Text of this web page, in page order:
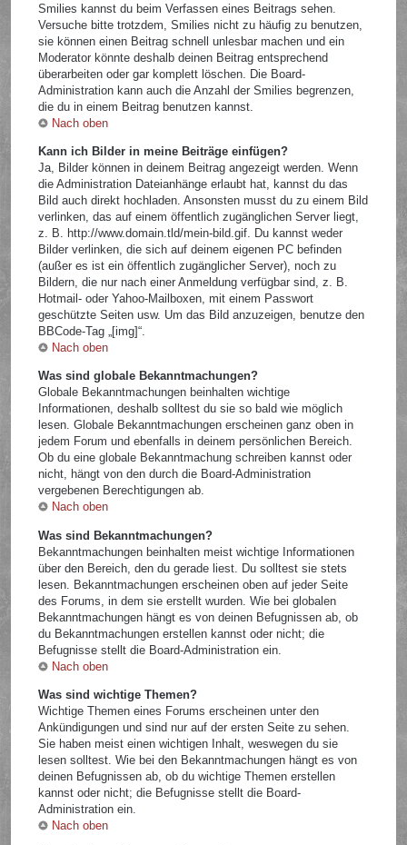
Smilies kannst du beim Verfassen eines Beitrags sehen.
Versuche bitte trotzdem, Smilies nicht zu häufig zu benutzen,
sie können einen Beitrag schnell unlesbar machen und ein
Moderator könnte deshalb deinen Beitrag entsprechend
überarbeiten oder gar komplett löschen. Die Board-
Administration kann auch die Anzahl der Smilies begrenzen,
die du in einem Beitrag benutzen kannst.
Nach oben
Kann ich Bilder in meine Beiträge einfügen?
Ja, Bilder können in deinem Beitrag angezeigt werden. Wenn
die Administration Dateianhänge erlaubt hat, kannst du das
Bild auch direkt hochladen. Ansonsten musst du zu einem Bild
verlinken, das auf einem öffentlich zugänglichen Server liegt,
z. B. http://www.domain.tld/mein-bild.gif. Du kannst weder
Bilder verlinken, die sich auf deinem eigenen PC befinden
(außer es ist ein öffentlich zugänglicher Server), noch zu
Bildern, die nur nach einer Anmeldung verfügbar sind, z. B.
Hotmail- oder Yahoo-Mailboxen, mit einem Passwort
geschützte Seiten usw. Um das Bild anzuzeigen, benutze den
BBCode-Tag „[img]“.
Nach oben
Was sind globale Bekanntmachungen?
Globale Bekanntmachungen beinhalten wichtige
Informationen, deshalb solltest du sie so bald wie möglich
lesen. Globale Bekanntmachungen erscheinen ganz oben in
jedem Forum und ebenfalls in deinem persönlichen Bereich.
Ob du eine globale Bekanntmachung schreiben kannst oder
nicht, hängt von den durch die Board-Administration
vergebenen Berechtigungen ab.
Nach oben
Was sind Bekanntmachungen?
Bekanntmachungen beinhalten meist wichtige Informationen
über den Bereich, den du gerade liest. Du solltest sie stets
lesen. Bekanntmachungen erscheinen oben auf jeder Seite
des Forums, in dem sie erstellt wurden. Wie bei globalen
Bekanntmachungen hängt es von deinen Befugnissen ab, ob
du Bekanntmachungen erstellen kannst oder nicht; die
Befugnisse stellt die Board-Administration ein.
Nach oben
Was sind wichtige Themen?
Wichtige Themen eines Forums erscheinen unter den
Ankündigungen und sind nur auf der ersten Seite zu sehen.
Sie haben meist einen wichtigen Inhalt, weswegen du sie
lesen solltest. Wie bei den Bekanntmachungen hängt es von
deinen Befugnissen ab, ob du wichtige Themen erstellen
kannst oder nicht; die Befugnisse stellt die Board-
Administration ein.
Nach oben